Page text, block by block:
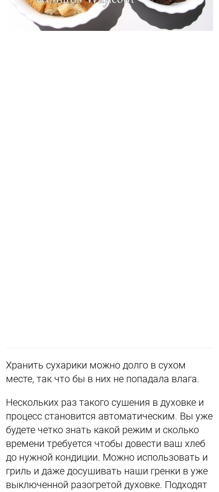
Хранить сухарики можно долго в сухом
месте, так что бы в них не попадала влага.
Нескольких раз такого сушения в духовке и
процесс становится автоматическим. Вы уже
будете четко знать какой режим и сколько
времени требуется чтобы довести ваш хлеб
до нужной кондиции. Можно использовать и
гриль и даже досушивать наши гренки в уже
выключенной разогретой духовке. Подходят